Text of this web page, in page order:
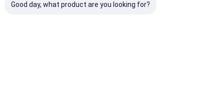
Good day, what product are you looking for?